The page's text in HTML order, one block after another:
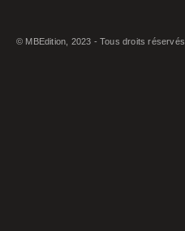
© MBEdition, 2023 - Tous droits réservés